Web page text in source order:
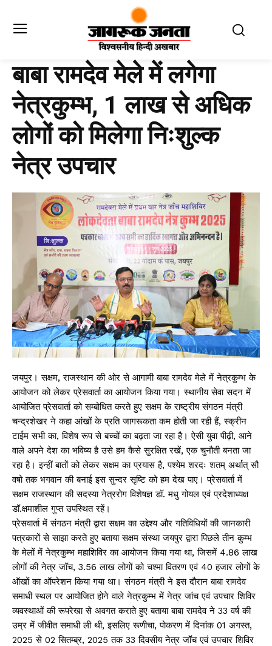
बाबा रामदेव मेले में लगेगा
नेत्रकुम्भ, 1 लाख से अधिक
लोगों को मिलेगा निःशुल्क
नेत्र उपचार
जयपुर। सक्षम, राजस्थान की ओर से आगामी बाबा रामदेव मेले में नेत्रकुम्भ के
आयोजन को लेकर प्रेसवार्ता का आयोजन किया गया। स्थानीय सेवा सदन में
आयोजित प्रेसवार्ता को सम्बोधित करते हुए सक्षम के राष्ट्रीय संगठन मंत्री
चन्द्रशेखर ने कहा आंखों के प्रति जागरूकता कम होती जा रही हैं, स्क्रीन
टाईम सभी का, विशेष रूप से बच्चों का बढ़ता जा रहा है। ऐसी युवा पीढ़ी, आने
वाले अपने देश का भविष्य है उसे हम कैसे सुरक्षित रखें, एक चुनौती बनता जा
रहा है। इन्हीं बातों को लेकर सक्षम का प्रयास है, पश्येम शरदः शतम् अर्थात् सौ
वषो तक भगवान की बनाई इस सुन्दर सृष्टि को हम देख पाए। प्रेसवार्ता में
सक्षम राजस्थान की सदस्या नेत्ररोग विशेषज्ञ डॉ. मधु गोयल एवं प्रदेशाध्यक्ष
डॉ.क्षमाशील गुप्त उपस्थित रहें।
प्रेसवार्ता में संगठन मंत्री द्वारा सक्षम का उद्देश्य और गतिविधियों की जानकारी
पत्रकारों से साझा करते हुए बताया सक्षम संस्था जयपुर द्वारा पिछले तीन कुम्भ
के मेलों में नेत्रकुम्भ महाशिविर का आयोजन किया गया था, जिसमें 4.86 लाख
लोगों की नेत्र जॉच, 3.56 लाख लोगों को चश्मा वितरण एवं 40 हजार लोगों के
ऑखों का ऑपरेशन किया गया था। संगठन मंत्री ने इस दौरान बाबा रामदेव
समाधी स्थल पर आयोजित होने वाले नेत्रकुम्भ में नेत्र जांच एवं उपचार शिविर
व्यवस्थाओं की रूपरेखा से अवगत कराते हुए बताया बाबा रामदेव ने 33 वर्ष की
उम्र में जीवीत समाधी ली थी, इसलिए रूणीचा, पोकरण में दिनांक 01 अगस्त,
2025 से 02 सितम्ब्र, 2025 तक 33 दिवसीय नेत्र जॉॅच एवं उपचार शिविर